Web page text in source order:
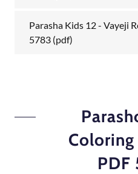
Parasha Kids 12 - Vayeji
5783 (pdf)
PDF